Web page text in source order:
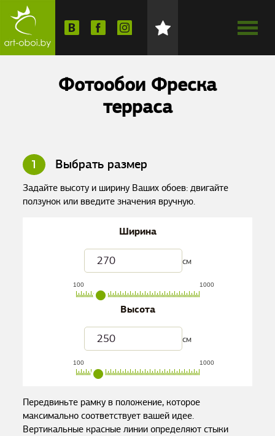
Фотообои Фреска
терраса
1 Выбрать размер
Задайте высоту и ширину Ваших обоев: двигайте
ползунок или введите значения вручную.
Ширина
см
100 1000
Высота
см
100 1000
Передвиньте рамку в положение, которое
максимально соответствует вашей идее.
Вертикальные красные линии определяют стыки